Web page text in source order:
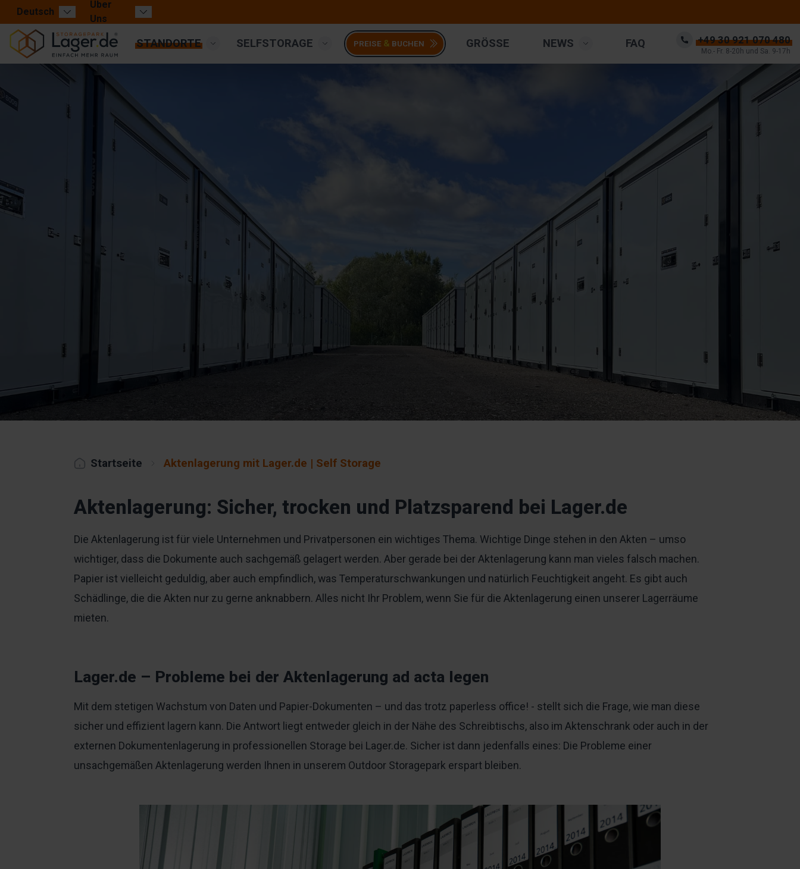
Deutsch
Über
Uns
STANDORTE SELFSTORAGE PREISE & BUCHEN GRÖSSE NEWS FAQ +49 30 921 070 480
Mo.- Fr. 8-20h und Sa. 9-17h
Startseite Aktenlagerung mit Lager.de | Self Storage
Aktenlagerung: Sicher, trocken und Platzsparend bei Lager.de
Die Aktenlagerung ist für viele Unternehmen und Privatpersonen ein wichtiges Thema. Wichtige Dinge stehen in den Akten – umso
wichtiger, dass die Dokumente auch sachgemäß gelagert werden. Aber gerade bei der Aktenlagerung kann man vieles falsch machen.
Papier ist vielleicht geduldig, aber auch empfindlich, was Temperaturschwankungen und natürlich Feuchtigkeit angeht. Es gibt auch
Schädlinge, die die Akten nur zu gerne anknabbern. Alles nicht Ihr Problem, wenn Sie für die Aktenlagerung einen unserer Lagerräume
mieten.
Lager.de – Probleme bei der Aktenlagerung ad acta legen
Mit dem stetigen Wachstum von Daten und Papier-Dokumenten – und das trotz paperless office! - stellt sich die Frage, wie man diese
sicher und effizient lagern kann. Die Antwort liegt entweder gleich in der Nähe des Schreibtischs, also im Aktenschrank oder auch in der
externen Dokumentenlagerung in professionellen Storage bei Lager.de. Sicher ist dann jedenfalls eines: Die Probleme einer
unsachgemäßen Aktenlagerung werden Ihnen in unserem Outdoor Storagepark erspart bleiben.